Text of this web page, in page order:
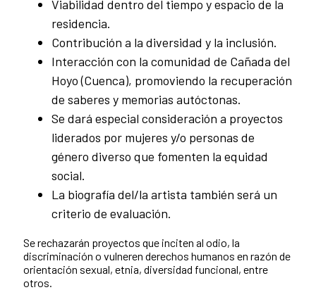
Viabilidad dentro del tiempo y espacio de la
residencia.
Contribución a la diversidad y la inclusión.
Interacción con la comunidad de Cañada del
Hoyo (Cuenca), promoviendo la recuperación
de saberes y memorias autóctonas.
Se dará especial consideración a proyectos
liderados por mujeres y/o personas de
género diverso que fomenten la equidad
social.
La biografía del/la artista también será un
criterio de evaluación.
Se rechazarán proyectos que inciten al odio, la
discriminación o vulneren derechos humanos en razón de
orientación sexual, etnia, diversidad funcional, entre
otros.